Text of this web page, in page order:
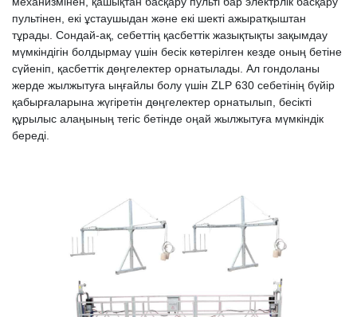
пультінен, екі ұстаушыдан және екі шекті ажыратқыштан
тұрады. Сондай-ақ, себеттің қасбеттік жазықтықты зақымдау
мүмкіндігін болдырмау үшін бесік көтерілген кезде оның бетіне
сүйеніп, қасбеттік дөңгелектер орнатылады. Ал гондоланы
жерде жылжытуға ыңғайлы болу үшін ZLP 630 себетінің бүйір
қабырғаларына жүгіретін дөңгелектер орнатылып, бесікті
құрылыс алаңының тегіс бетінде оңай жылжытуға мүмкіндік
береді.